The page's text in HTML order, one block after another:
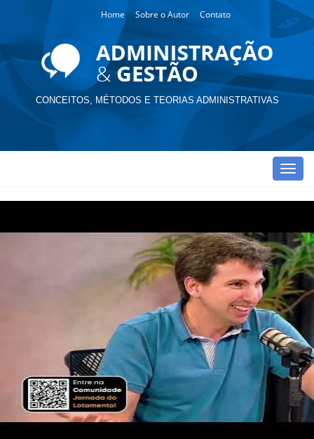
Home Sobre o Autor Contato
CONCEITOS, MÉTODOS E TEORIAS ADMINISTRATIVAS